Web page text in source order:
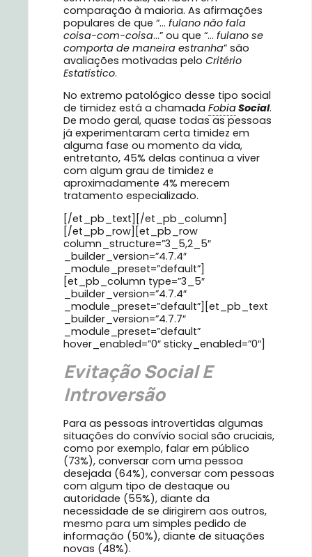
comparação à maioria. As afirmações
populares de que “… fulano não fala
coisa-com-coisa…” ou que “… fulano se
comporta de maneira estranha” são
avaliações motivadas pelo Critério
Estatístico.
No extremo patológico desse tipo social
de timidez está a chamada FobiaSocial.
De modo geral, quase todas as pessoas
já experimentaram certa timidez em
alguma fase ou momento da vida,
entretanto, 45% delas continua a viver
com algum grau de timidez e
aproximadamente 4% merecem
tratamento especializado.
[/et_pb_text][/et_pb_column]
[/et_pb_row][et_pb_row
column_structure=”3_5,2_5″
_builder_version=”4.7.4″
_module_preset=”default”]
[et_pb_column type=”3_5″
_builder_version=”4.7.4″
_module_preset=”default”][et_pb_text
_builder_version=”4.7.7″
_module_preset=”default”
hover_enabled=”0″ sticky_enabled=”0″]
Evitação Social E
Introversão
Para as pessoas introvertidas algumas
situações do convívio social são cruciais,
como por exemplo, falar em público
(73%), conversar com uma pessoa
desejada (64%), conversar com pessoas
com algum tipo de destaque ou
autoridade (55%), diante da
necessidade de se dirigirem aos outros,
mesmo para um simples pedido de
informação (50%), diante de situações
novas (48%).